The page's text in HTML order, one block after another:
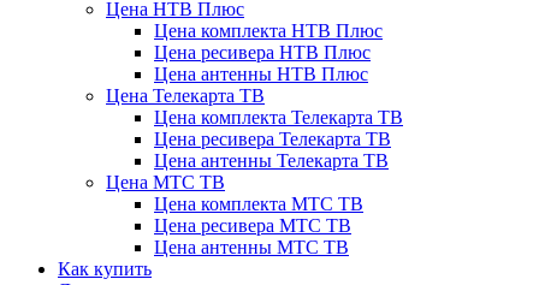
Цена НТВ Плюс
Цена комплекта НТВ Плюс
Цена ресивера НТВ Плюс
Цена антенны НТВ Плюс
Цена Телекарта ТВ
Цена комплекта Телекарта ТВ
Цена ресивера Телекарта ТВ
Цена антенны Телекарта ТВ
Цена МТС ТВ
Цена комплекта МТС ТВ
Цена ресивера МТС ТВ
Цена антенны МТС ТВ
Как купить